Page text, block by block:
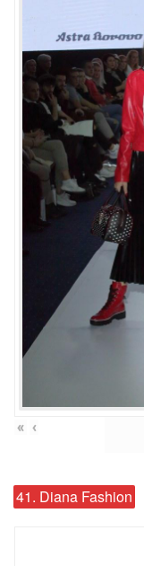
« ‹
41. Diana Fashion